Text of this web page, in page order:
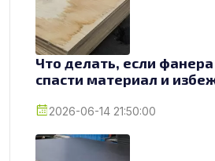
Что делать, если
спасти материал и
2026-06-14 21:50:00